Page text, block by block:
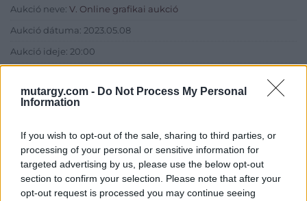
mutargy.com - Do Not Process My Personal
Information
If you wish to opt-out of the sale, sharing to third parties, or
processing of your personal or sensitive information for
targeted advertising by us, please use the below opt-out
section to confirm your selection. Please note that after your
opt-out request is processed you may continue seeing
Aukció neve: V. Online grafikai aukció
Aukció dátuma: 2023.05.08
Aukció ideje: 20:00
Tételszám: 101
Eladó adatai
Boda Gallery of Art
Cím: Boda Péter
Boda Galéria és Aukciósház